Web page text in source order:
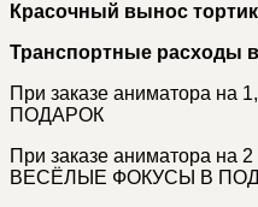
Красочный вынос
Транспортные расходы
При заказе аниматора
ПОДАРОК
При заказе аниматора на
ВЕСЁЛЫЕ ФОКУСЫ В